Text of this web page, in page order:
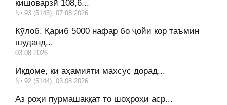
кишоварзӣ 108,6...
№:93 (5145), 07.08.2026
Кӯлоб. Қариб 5000 нафар бо ҷойи кор таъмин
шуданд...
03.08.2026
Иқдоме, ки аҳамияти махсус дорад...
№:92 (5144), 03.08.2026
Аз роҳи пурмашаққат то шоҳроҳи аср...